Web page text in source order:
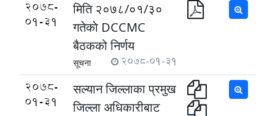
2078-
01-31
मिति २०७८/०१/३०
गतेकाे DCCMC
बैठकको निर्णय
सूचना 2078-01-31
2078-
01-31
सल्यान जिल्लाका प्रमुख
जिल्ला अधिकारीबाट